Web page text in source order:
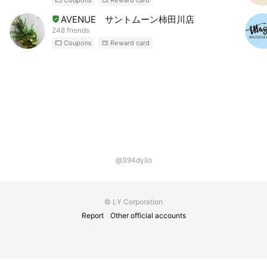
AVENUE サントムーン柿田川店
248 friends
Coupons Reward card
@394dyilo
© LY Corporation
Report
Other official accounts